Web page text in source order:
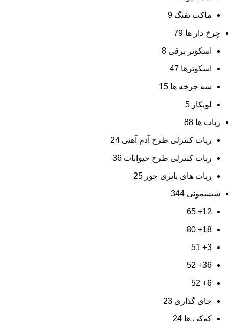
ماکت تفنگ 9
چرخ دار ها 79
اسکوتر برقی 8
اسکوترها 47
سه چرخه ها 15
لوپکار 5
ربات ها 88
ربات کنترلی طرح آدم آهنی 24
ربات کنترلی طرح حیوانات 36
ربات های باتری خور 25
سیسمونی 344
12+
65
18+
80
3+
51
36+
52
6+
52
جای گذاری 23
کوکی ها 24